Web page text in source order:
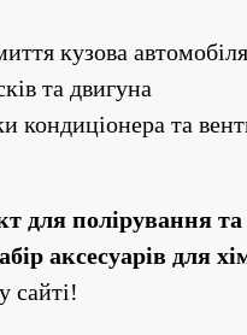
кузова автомобіля
та двигуна
кондиціонера та
для полірування
аксесуарів для
сайті!